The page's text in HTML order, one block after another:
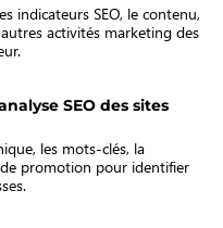
indicateurs SEO, le contenu,
activités marketing des
SEO des sites
les mots-clés, la
promotion pour identifier